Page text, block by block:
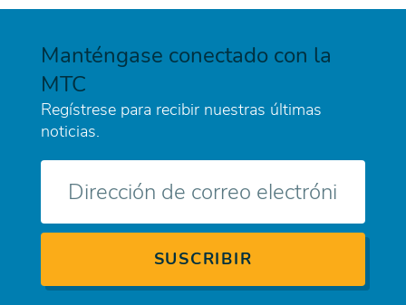
Manténgase conectado con la
MTC
Regístrese para recibir nuestras últimas
noticias.
electrónico